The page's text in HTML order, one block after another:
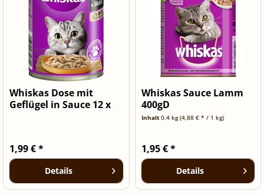
Whiskas Dose mit
Geflügel in Sauce 12 x
1,99 € *
Details
Whiskas Sauce Lamm
400gD
Inhalt 0.4 kg(4,88 € * / 1 kg)
1,95 € *
Details